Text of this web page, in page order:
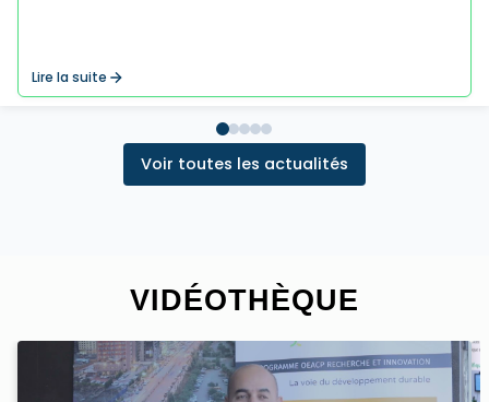
Lire la suite
Voir toutes les actualités
VIDÉOTHÈQUE